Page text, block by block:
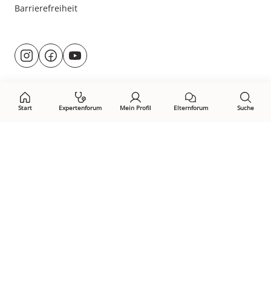
Start Expertenforum Mein Profil Elternforum Suche
Barrierefreiheit
Besuche
uns@rund.ums.baby
facebook.com/rundumsbaby.de
youtube.com/@rundumsbaby_